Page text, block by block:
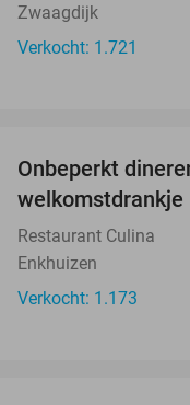
Zwaagdijk
Verkocht: 1.721
Onbeperkt
welkomstdrankje
Restaurant Culina
Enkhuizen
Verkocht: 1.173